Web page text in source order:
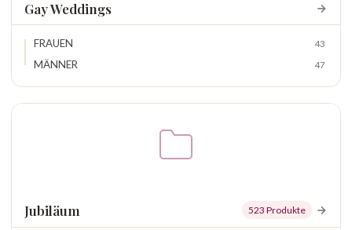
Gay Weddings
FRAUEN 43
MÄNNER 47
Jubiläum 523 Produkte